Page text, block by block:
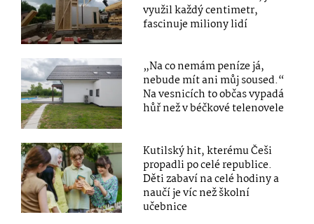
využil každý centimetr,
fascinuje miliony lidí
„Na co nemám peníze já,
nebude mít ani můj soused.“
Na vesnicích to občas vypadá
hůř než v béčkové telenovele
Kutilský hit, kterému Češi
propadli po celé republice.
Děti zabaví na celé hodiny a
naučí je víc než školní
učebnice